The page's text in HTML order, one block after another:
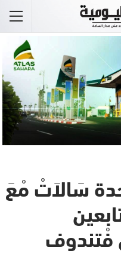
سَالاَتْ مْعَ
فْتندوف